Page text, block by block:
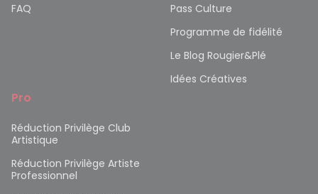
FAQ
Pass Culture
Programme de fidélité
Le Blog Rougier&Plé
Idées Créatives
Pro
Réduction Privilège Club
Artistique
Réduction Privilège Artiste
Professionnel